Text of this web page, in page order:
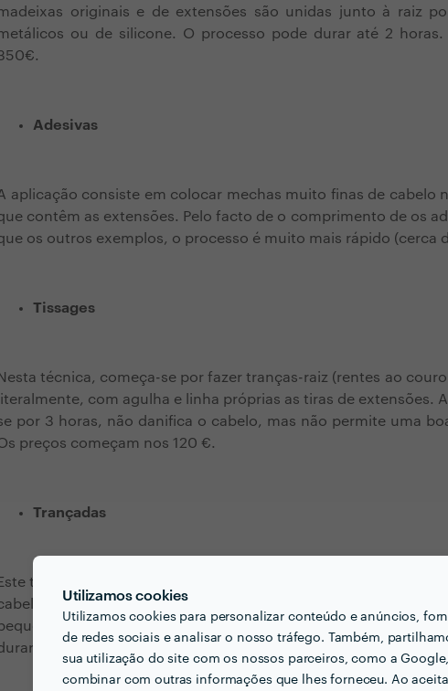
Utilizamos cookies
Utilizamos cookies para personalizar conteúdo e anúncios,
de redes sociais e analisar o nosso tráfego. Também,
sua utilização do site com os nossos parceiros, como a
combinar com outras informações que lhes forneceu. Ao
originais e de extensões são unidas junto à raiz
ou de silicone. O processo pode durar até 2
Adesivas
aplicação consiste em colocar mechas muito finas de cabelo
contêm as extensões. Pelo facto de o comprimento de os
os outros exemplos, o processo é muito mais rápido (cerca
Tissages
Nesta técnica, começa-se por fazer tranças-raiz (rentes ao
literalmente, com agulha e linha próprias as tiras de extensões.
por 3 horas, não danifica o cabelo, mas não permite uma
preços começam nos 120 €.
Trançadas
Este tipo de extensões, também conhecido como trança
pois não usa materiais que estragam os fios
mechas de cabelo com um fio elástico próprio,
até 6 horas. O preço é significativamente mais elevado,